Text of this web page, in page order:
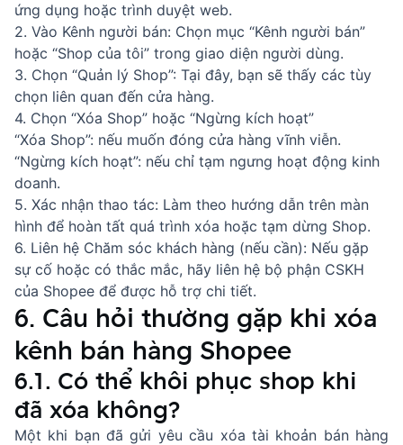
ứng dụng hoặc trình duyệt web.
2. Vào Kênh người bán: Chọn mục “Kênh người bán”
hoặc “Shop của tôi” trong giao diện người dùng.
3. Chọn “Quản lý Shop”: Tại đây, bạn sẽ thấy các tùy
chọn liên quan đến cửa hàng.
4. Chọn “Xóa Shop” hoặc “Ngừng kích hoạt”
“Xóa Shop”: nếu muốn đóng cửa hàng vĩnh viễn.
“Ngừng kích hoạt”: nếu chỉ tạm ngưng hoạt động kinh
doanh.
5. Xác nhận thao tác: Làm theo hướng dẫn trên màn
hình để hoàn tất quá trình xóa hoặc tạm dừng Shop.
6. Liên hệ Chăm sóc khách hàng (nếu cần): Nếu gặp
sự cố hoặc có thắc mắc, hãy liên hệ bộ phận CSKH
của Shopee để được hỗ trợ chi tiết.
6. Câu hỏi thường gặp khi xóa
kênh bán hàng Shopee
6.1. Có thể khôi phục shop khi
đã xóa không?
Một khi bạn đã gửi yêu cầu xóa tài khoản bán hàng